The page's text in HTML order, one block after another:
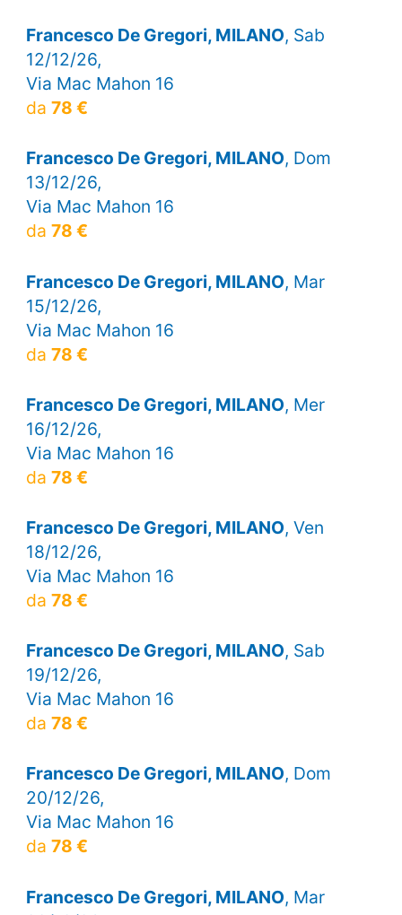
Francesco De Gregori, MILANO, Sab
12/12/26,
Via Mac Mahon 16
da 78 €
Francesco De Gregori, MILANO, Dom
13/12/26,
Via Mac Mahon 16
da 78 €
Francesco De Gregori, MILANO, Mar
15/12/26,
Via Mac Mahon 16
da 78 €
Francesco De Gregori, MILANO, Mer
16/12/26,
Via Mac Mahon 16
da 78 €
Francesco De Gregori, MILANO, Ven
18/12/26,
Via Mac Mahon 16
da 78 €
Francesco De Gregori, MILANO, Sab
19/12/26,
Via Mac Mahon 16
da 78 €
Francesco De Gregori, MILANO, Dom
20/12/26,
Via Mac Mahon 16
da 78 €
Francesco De Gregori, MILANO, Mar